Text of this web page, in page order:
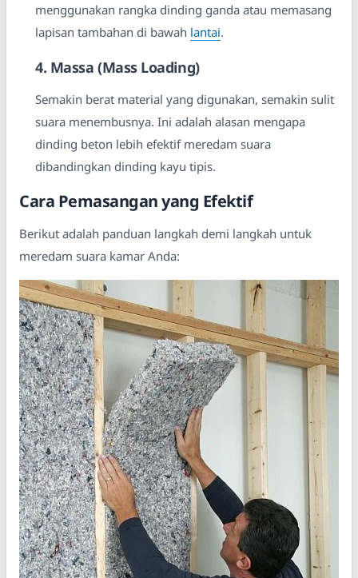
menggunakan rangka dinding ganda atau memasang
lapisan tambahan di bawah lantai.
4. Massa (Mass Loading)
Semakin berat material yang digunakan, semakin sulit
suara menembusnya. Ini adalah alasan mengapa
dinding beton lebih efektif meredam suara
dibandingkan dinding kayu tipis.
Cara Pemasangan yang Efektif
Berikut adalah panduan langkah demi langkah untuk
meredam suara kamar Anda: